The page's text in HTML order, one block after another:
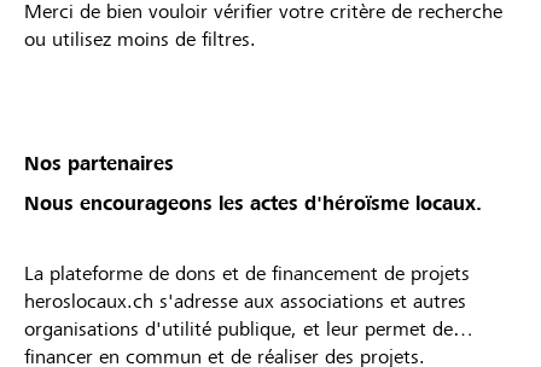
Merci de bien vouloir vérifier votre critère de recherche
ou utilisez moins de filtres.
Nos partenaires
Nous encourageons les actes d'héroïsme locaux.
La plateforme de dons et de financement de projets
heroslocaux.ch s'adresse aux associations et autres
organisations d'utilité publique, et leur permet de
financer en commun et de réaliser des projets.